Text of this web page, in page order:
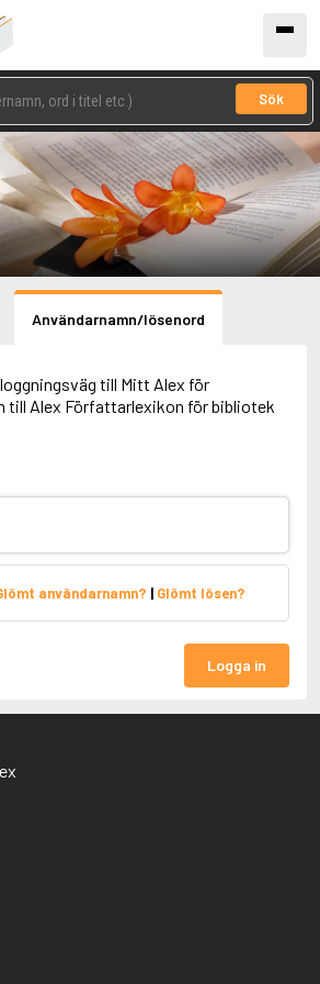
Sök
Användarnamn/lösenord
till Mitt Alex för
till Alex Författarlexikon för bibliotek
användarnamn? | Glömt lösen?
Logga in